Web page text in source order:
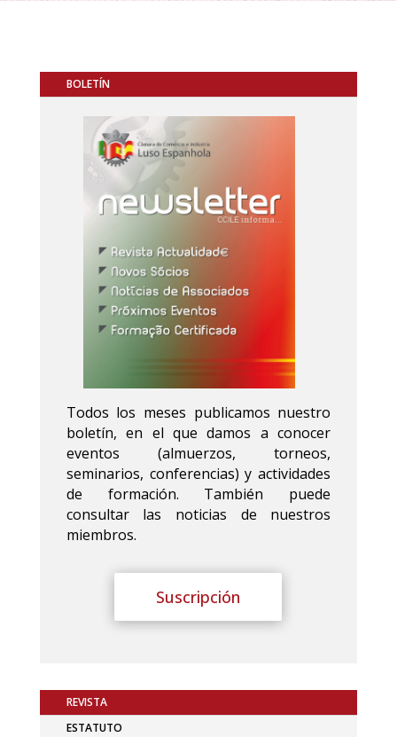
BOLETÍN
Todos los meses publicamos nuestro
boletín, en el que damos a conocer
eventos (almuerzos, torneos,
seminarios, conferencias) y actividades
de formación. También puede
consultar las noticias de nuestros
miembros.
Suscripción
REVISTA
ESTATUTO